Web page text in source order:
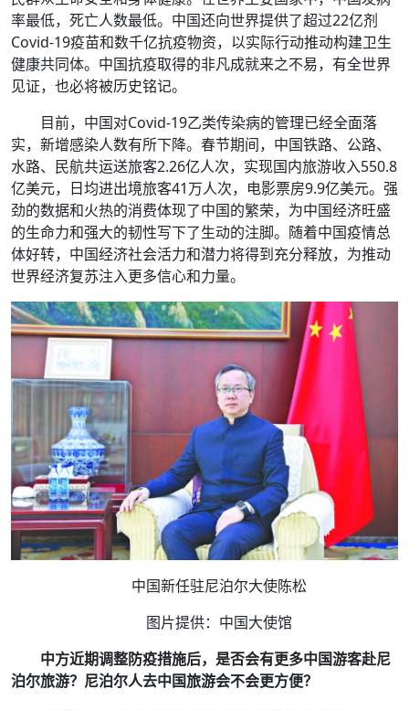
率最低，死亡人数最低。中国还向世界提供了超过22亿剂
Covid-19疫苗和数千亿抗疫物资，以实际行动推动构建卫生
健康共同体。中国抗疫取得的非凡成就来之不易，有全世界
见证，也必将被历史铭记。
目前，中国对Covid-19乙类传染病的管理已经全面落
实，新增感染人数有所下降。春节期间，中国铁路、公路、
水路、民航共运送旅客2.26亿人次，实现国内旅游收入550.8
亿美元，日均进出境旅客41万人次，电影票房9.9亿美元。强
劲的数据和火热的消费体现了中国的繁荣，为中国经济旺盛
的生命力和强大的韧性写下了生动的注脚。随着中国疫情总
体好转，中国经济社会活力和潜力将得到充分释放，为推动
世界经济复苏注入更多信心和力量。
中国新任驻尼泊尔大使陈松
图片提供：中国大使馆
中方近期调整防疫措施后，是否会有更多中国游客赴尼
泊尔旅游？尼泊尔人去中国旅游会不会更方便？